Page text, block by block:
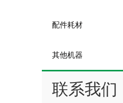
配件耗材
其他机器
联系我们